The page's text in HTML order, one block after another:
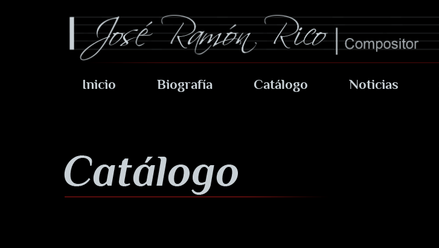
Inicio Biografía Catálogo Noticias